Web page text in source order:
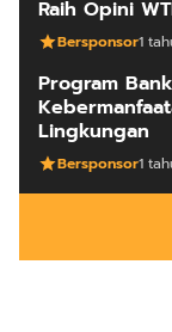
Raih Opini
Bersponsor1
Program
Lingkungan
Bersponsor1